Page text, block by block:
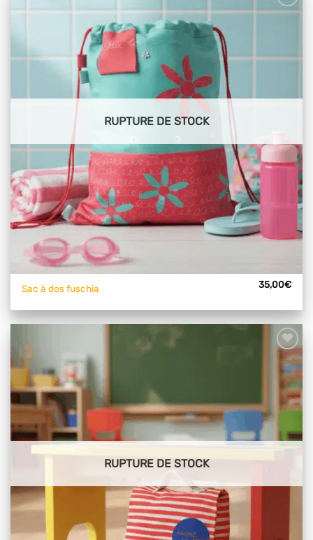
Ajouter
RUPTURE DE STOCK
Sac à dos fuschia 35,00€
Ajouter
à mes
articles
favoris
RUPTURE DE STOCK